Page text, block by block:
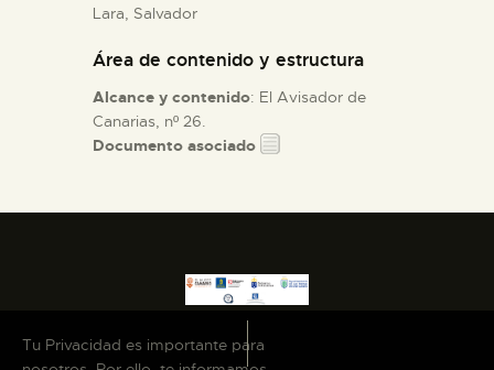
Lara, Salvador
Área de contenido y estructura
Alcance y contenido: El Avisador de
Canarias, nº 26.
Documento asociado
Tu Privacidad es importante para